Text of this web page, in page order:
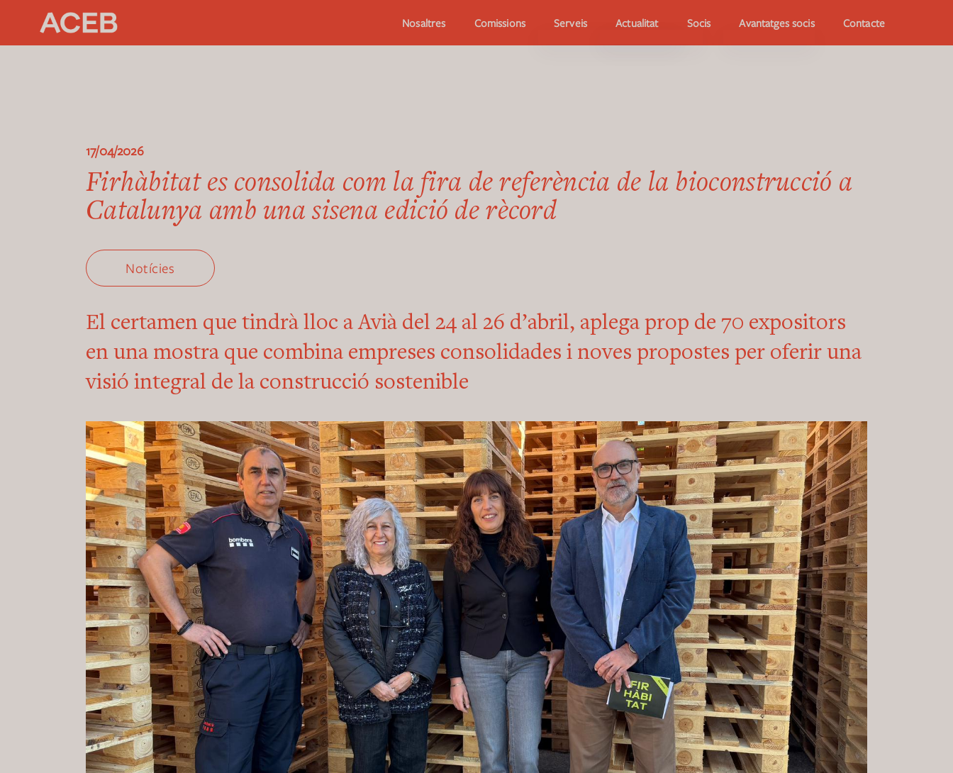
Nosaltres Comissions Serveis Actualitat Socis Avantatges socis Contacte
17/04/2026
Firhàbitat es consolida com la fira de referència de la bioconstrucció a
Catalunya amb una sisena edició de rècord
Notícies
El certamen que tindrà lloc a Avià del 24 al 26 d’abril, aplega prop de 70 expositors
en una mostra que combina empreses consolidades i noves propostes per oferir una
visió integral de la construcció sostenible